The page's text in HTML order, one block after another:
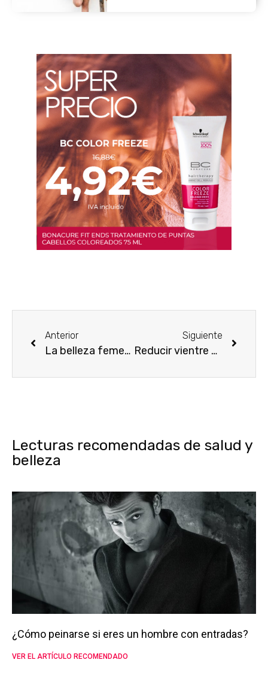
Anterior
La belleza femenina, cuestión de modas
Siguiente
Reducir vientre en un mes
Lecturas recomendadas de salud y
belleza
¿Cómo peinarse si eres un hombre con entradas?
VER EL ARTÍCULO RECOMENDADO